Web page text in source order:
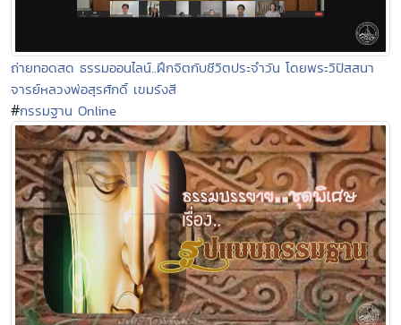
ถ่ายทอดสด ธรรมออนไลน์..ฝึกจิตกับชีวิตประจำวัน โดยพระวิปัสสนา
จารย์หลวงพ่อสุรศักดิ์ เขมรังสี
#กรรมฐาน Online